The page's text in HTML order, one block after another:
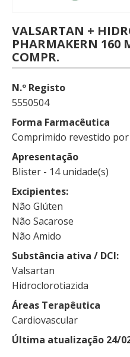
VALSARTAN +
PHARMAKERN 160
COMPR.
N.º Registo
5550504
Forma Farmacêutica
Comprimido revestido
Apresentação
Blister - 14 unidade(s)
Excipientes
Não Glúten
Não Sacarose
Não Amido
Substância ativa / DCI
Valsartan
Hidroclorotiazida
Áreas Terapêutica
Cardiovascular
Última atualização 24/